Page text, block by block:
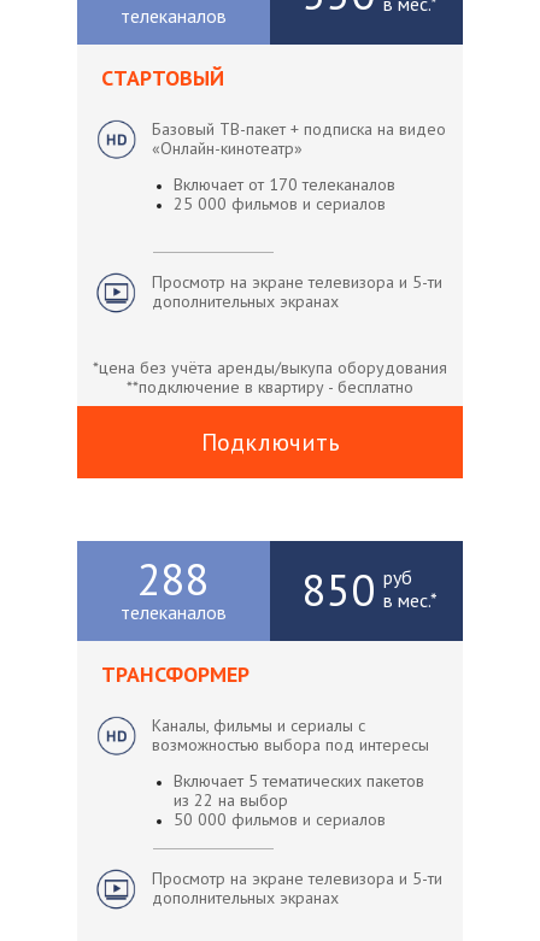
СТАРТОВЫЙ
Подключить
Базовый ТВ-пакет + подписка на видео
«Онлайн-кинотеатр»
Включает от 170 телеканалов
25 000 фильмов и сериалов
Просмотр на экране телевизора и 5-ти
дополнительных экранах
телеканалов
288
Каналы, фильмы и сериалы с
возможностью выбора под интересы
Включает 5 тематических пакетов
из 22 на выбор
50 000 фильмов и сериалов
руб
в мес.*
Просмотр на экране телевизора и 5-ти
дополнительных экранах
850
телеканалов
*цена без учёта аренды/выкупа оборудования
**подключение в квартиру - бесплатно
ТРАНСФОРМЕР